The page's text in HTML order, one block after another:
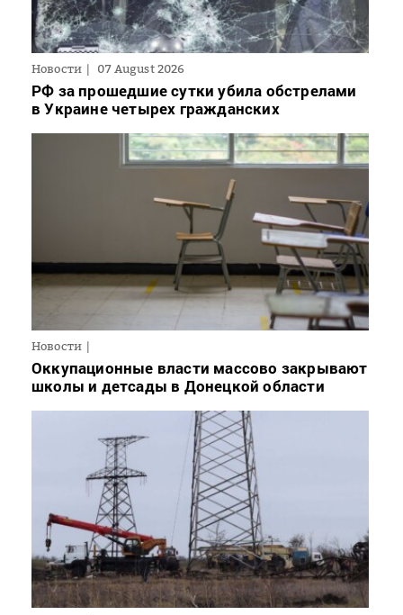
Новости 07 August 2026
РФ за прошедшие сутки убила обстрелами
в Украине четырех гражданских
Новости
Оккупационные власти массово закрывают
школы и детсады в Донецкой области